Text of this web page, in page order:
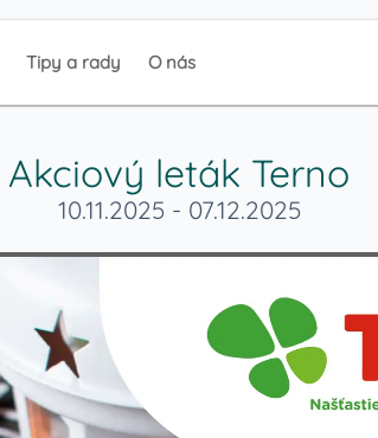
Tipy a rady O nás
Akciový leták Terno
10.11.2025 - 07.12.2025